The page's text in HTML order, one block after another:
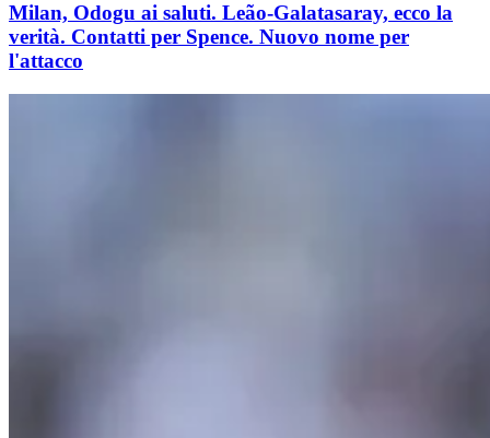
Milan, Odogu ai saluti. Leão-Galatasaray, ecco la
verità. Contatti per Spence. Nuovo nome per
l'attacco